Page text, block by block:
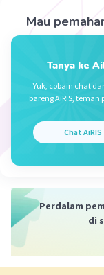
Oleh
(C).
Azkha A
c. 85
Mau
Tanya ke
Yuk, cobain chat
bareng AiRIS,
Chat AiRIS
Perdalam
di